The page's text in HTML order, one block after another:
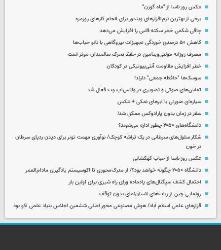
عکس روز ناسا از "ماه گوزن"
برخی از بهترین نرم‌افزارهای ویندوز برای انجام کارهای روزمره
چاقی شکمی خطر سکته قلبی را افزایش می‌دهد
کاهش ۵۰ درصدی خوردگی تجهیزات نیروگاهی با نانو حباب‌ها
مصرف روزانه مولتی‌ویتامین در حفظ تحرک سالمندان موثر است
خطر افزایش مقاومت آنتی‌بیوتیکی در کودکان
سوسک‌ها "حافظه جمعی" دارند!
تماس‌های صوتی و تصویری در واتس‌اپ وب فعال شد
سیاره‌ای صورتی با ابرهای نمکی + عکس
سفر در زمان بدون پارادوکس ممکن شد!
دانشگاه‌های ۲۰۵۰ چطور اداره می‌شوند؟
شکار سلول‌های سرطانی در یک تراشه کوچک/ نوآوری مهمت تونر برای دیدن ردپای سرطان
در خون
عکس روز ناسا از حباب کهکشانی
دانشگاه ۲۰۵۰ چگونه خواهد بود؟/ از مدرک‌محوری تا اکوسیستم یادگیری مادام‌العمر
احتمال کشف سیگنال‌های پادماده ورای راه شیری برای اولین بار
رونمایی چین از ربات‌های انسان‌نمای بدون توقف
قرارهای علمی اسلام آباد/ هوش مصنوعی محور اصلی ششمین اجلاس بنیاد علمی اکو بود